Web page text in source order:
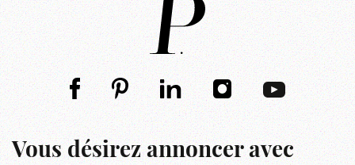
Vous désirez annoncer avec